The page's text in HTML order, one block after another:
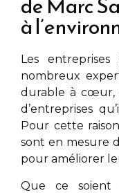
à
Les entreprises
nombreux
durable à cœur,
d’entreprises
Pour cette
sont en mesure
pour améliorer
Que ce soient